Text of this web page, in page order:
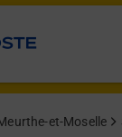
et-Moselle
réponse
réponse
réponse